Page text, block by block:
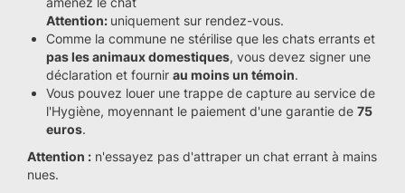
Attention: uniquement sur rendez-vous.
Comme la commune ne stérilise que les chats errants et
pas les animaux domestiques, vous devez signer une
déclaration et fournir au moins un témoin.
Vous pouvez louer une trappe de capture au service de
l'Hygiène, moyennant le paiement d'une garantie de 75
euros.
Attention : n'essayez pas d'attraper un chat errant à mains
nues.